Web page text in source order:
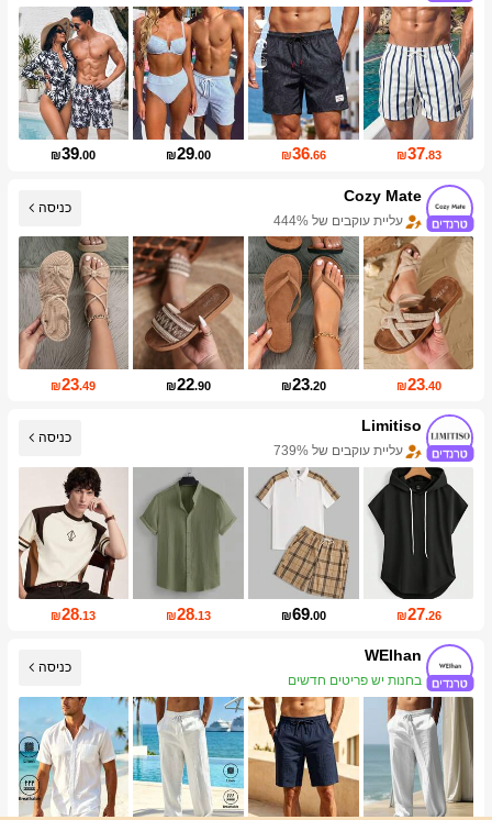
₪37.83
₪36.66
₪29.00
₪39.00
Cozy Mate
עליית עוקבים של 444%
כניסה
₪23.40
₪23.20
₪22.90
₪23.49
Limitiso
עליית עוקבים של 739%
עלייה במכירות של 999%+
כניסה
₪27.26
₪69.00
₪28.13
₪28.13
WEIhan
בחנות יש פריטים חדשים
עליית עוקבים של 38%
כניסה